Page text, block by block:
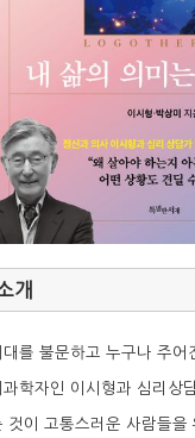
개
대를 불문하고 누구나 주
과학자인 이시형과 심리상
것이 고통스러운 사람들을